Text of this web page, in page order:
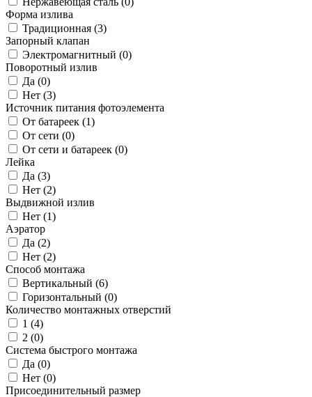
Форма излива
Традиционная (3)
Запорный клапан
Электромагнитный (0)
Поворотный излив
Да (0)
Нет (3)
Источник питания фотоэлемента
От батареек (1)
От сети (0)
От сети и батареек (0)
Лейка
Да (3)
Нет (2)
Выдвижной излив
Нет (1)
Аэратор
Да (2)
Нет (2)
Способ монтажа
Вертикальный (6)
Горизонтальный (0)
Количество монтажных отверстий
1 (4)
2 (0)
Система быстрого монтажа
Да (0)
Нет (0)
Присоединительный размер